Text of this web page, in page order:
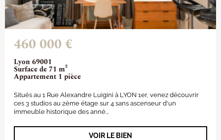
Lyon 69001
Surface de 71 m²
Appartement 1 pièce
460 000 €
Situés au 1 Rue Alexandre Luigini à LYON 1er, venez découvrir
ces 3 studios au 2ème étage sur 4 sans ascenseur d'un
immeuble historique des anné...
VOIR LE BIEN